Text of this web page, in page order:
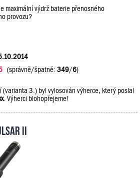
maximální výdrž baterie přenosného
provozu?
(správně/špatně: 349/6)
(varianta 3.) byl vylosován výherce, který poslal
. Výherci blohopřejeme!
II